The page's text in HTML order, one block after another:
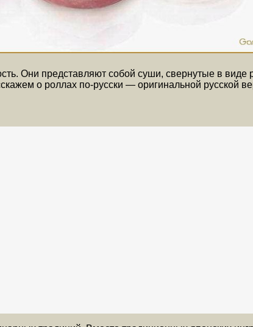
Они представляют собой суши, свернутые в виде
о роллах по-русски — оригинальной русской